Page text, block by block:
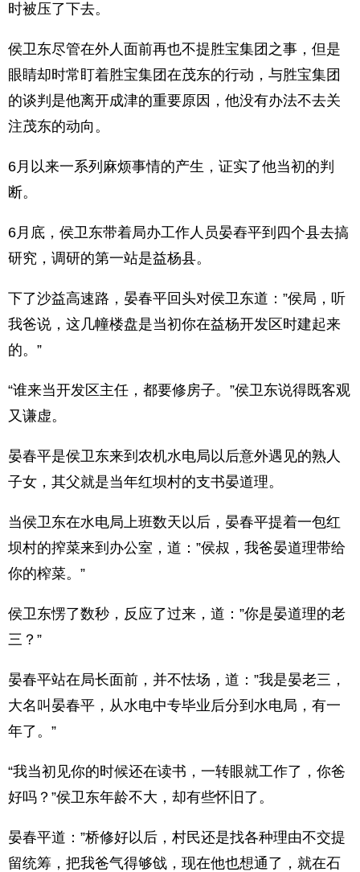
时被压了下去。
侯卫东尽管在外人面前再也不提胜宝集团之事，但是
眼睛却时常盯着胜宝集团在茂东的行动，与胜宝集团
的谈判是他离开成津的重要原因，他没有办法不去关
注茂东的动向。
6月以来一系列麻烦事情的产生，证实了他当初的判
断。
6月底，侯卫东带着局办工作人员晏舂平到四个县去搞
研究，调研的第一站是益杨县。
下了沙益高速路，晏春平回头对侯卫东道：”侯局，听
我爸说，这几幢楼盘是当初你在益杨开发区时建起来
的。”
“谁来当开发区主任，都要修房子。”侯卫东说得既客观
又谦虚。
晏春平是侯卫东来到农机水电局以后意外遇见的熟人
子女，其父就是当年红坝村的支书晏道理。
当侯卫东在水电局上班数天以后，晏春平提着一包红
坝村的搾菜来到办公室，道：”侯叔，我爸晏道理带给
你的榨菜。”
侯卫东愣了数秒，反应了过来，道：”你是晏道理的老
三？”
晏春平站在局长面前，并不怯场，道：”我是晏老三，
大名叫晏春平，从水电中专毕业后分到水电局，有一
年了。”
“我当初见你的时候还在读书，一转眼就工作了，你爸
好吗？”侯卫东年龄不大，却有些怀旧了。
晏春平道：”桥修好以后，村民还是找各种理由不交提
留统筹，把我爸气得够戗，现在他也想通了，就在石